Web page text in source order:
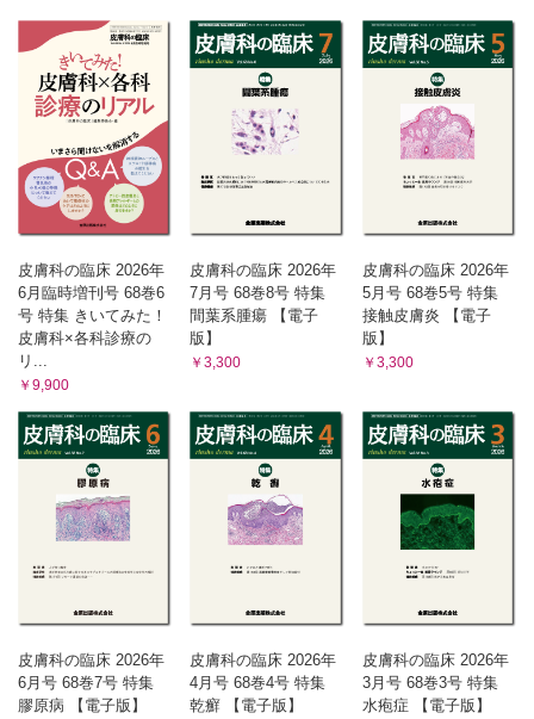
静脈還流障害との関連を示唆したリポイド類壊死症―自験7例
の検討を含めて―……竹内 瑞希ほか
若年女性の外陰部に生じた硬化性萎縮性苔癬の1例……朱 瀛
瑤ほか
爪甲下に生じたエクリン汗孔腫の1例……中谷眞理子ほか
異所性過誤腫性胸腺腫の1例……藤井 皓ほか
肝細胞癌の眼瞼皮膚転移の1例……渡辺 舞ほか
犬疥癬の1例……高橋 拓矢ほか
MiniReport
口唇に限局した痂皮性膿痂疹の1例……岡本 修ほか
鼠径リンパ節郭清後に発症したAnesthesia Mumpsの1例……
廣瀬 梓ほか
皮膚科の臨床 2026年
6月臨時増刊号 68巻6
号 特集 きいてみた！
皮膚科×各科診療の
リ...
￥9,900
皮膚科の臨床 2026年
7月号 68巻8号 特集
間葉系腫瘍 【電子
版】
￥3,300
皮膚科の臨床 2026年
5月号 68巻5号 特集
接触皮膚炎 【電子
版】
￥3,300
皮膚科の臨床 2026年
6月号 68巻7号 特集
膠原病 【電子版】
皮膚科の臨床 2026年
4月号 68巻4号 特集
乾癬 【電子版】
皮膚科の臨床 2026年
3月号 68巻3号 特集
水疱症 【電子版】